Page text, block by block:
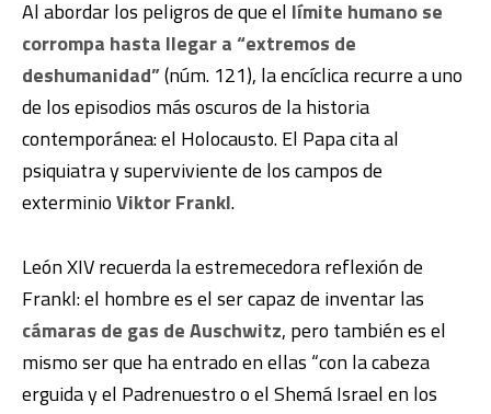
Al abordar los peligros de que el límite humano se
corrompa hasta llegar a “extremos de
deshumanidad”(núm. 121), la encíclica recurre a uno
de los episodios más oscuros de la historia
contemporánea: el Holocausto.El Papa cita al
psiquiatra y superviviente de los campos de
exterminioViktor Frankl.
León XIV recuerda la estremecedora reflexión de
Frankl: el hombre es el ser capaz de inventar las
cámaras de gas de Auschwitz, pero también es el
mismo ser que ha entrado en ellas “con la cabeza
erguida y el Padrenuestro o el Shemá Israel en los